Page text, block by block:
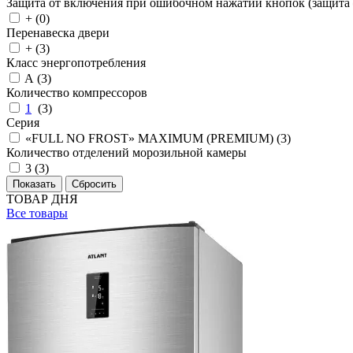
Защита от включения при ошибочном нажатии кнопок (защита
+ (0)
Перенавеска двери
+ (3)
Класс энергопотребления
A (3)
Количество компрессоров
1
(3)
Серия
«FULL NO FROST» MAXIMUM (PREMIUM) (3)
Количество отделений морозильной камеры
3 (3)
ТОВАР ДНЯ
Все товары